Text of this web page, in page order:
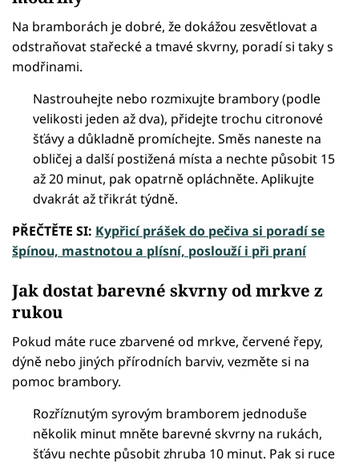
Na bramborách je dobré, že dokážou zesvětlovat a
odstraňovat stařecké a tmavé skvrny, poradí si taky s
modřinami.
Nastrouhejte nebo rozmixujte brambory (podle
velikosti jeden až dva), přidejte trochu citronové
šťávy a důkladně promíchejte. Směs naneste na
obličej a další postižená místa a nechte působit 15
až 20 minut, pak opatrně opláchněte. Aplikujte
dvakrát až třikrát týdně.
PŘEČTĚTE SI: Kypřicí prášek do pečiva si poradí se
špínou, mastnotou a plísní, poslouží i při praní
Jak dostat barevné skvrny od mrkve z
rukou
Pokud máte ruce zbarvené od mrkve, červené řepy,
dýně nebo jiných přírodních barviv, vezměte si na
pomoc brambory.
Rozříznutým syrovým bramborem jednoduše
několik minut mněte barevné skvrny na rukách,
šťávu nechte působit zhruba 10 minut. Pak si ruce